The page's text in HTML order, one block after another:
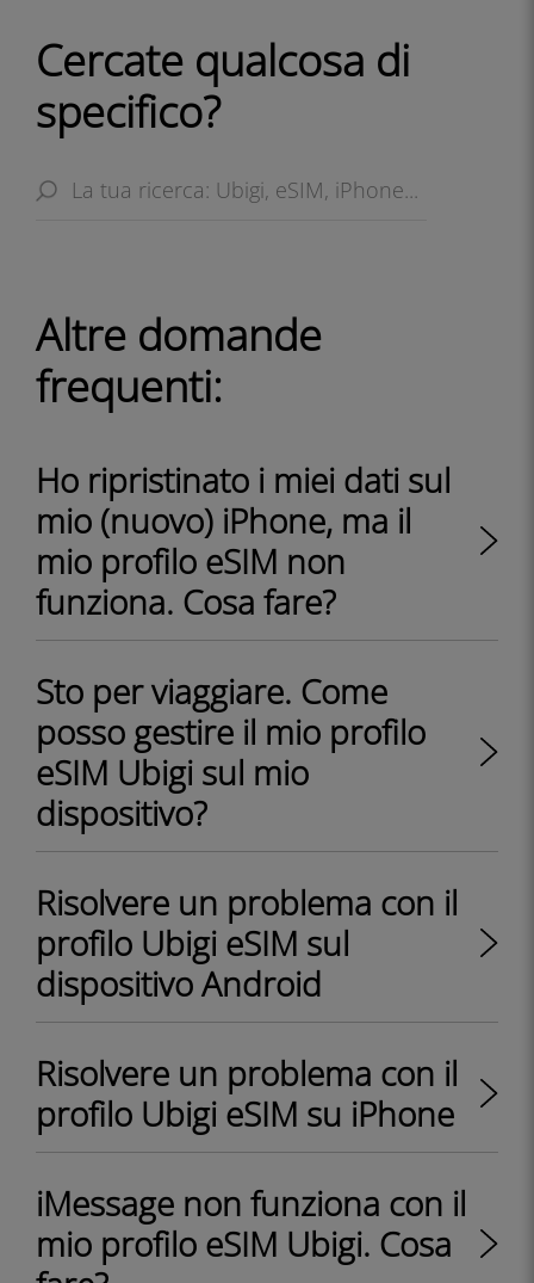
Cercate qualcosa di
specifico?
Altre domande
frequenti:
Ho ripristinato i miei dati sul
mio (nuovo) iPhone, ma il
mio profilo eSIM non
funziona. Cosa fare?
Sto per viaggiare. Come
posso gestire il mio profilo
eSIM Ubigi sul mio
dispositivo?
Risolvere un problema con il
profilo Ubigi eSIM sul
dispositivo Android
Risolvere un problema con il
profilo Ubigi eSIM su iPhone
iMessage non funziona con il
mio profilo eSIM Ubigi. Cosa